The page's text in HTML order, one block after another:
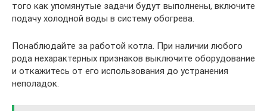
того как упомянутые задачи будут выполнены, включите
подачу холодной воды в систему обогрева.
Понаблюдайте за работой котла. При наличии любого
рода нехарактерных признаков выключите оборудование
и откажитесь от его использования до устранения
неполадок.